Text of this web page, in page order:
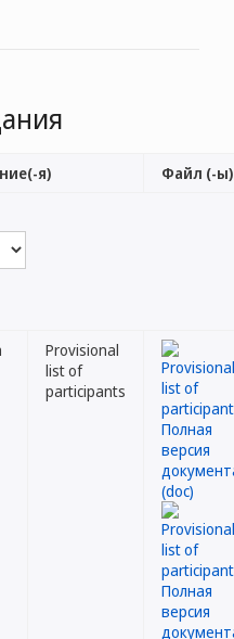
я) Файл (-ы)
Provisional
list of
participants